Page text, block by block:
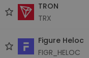
TRON
TRX
Figure Heloc
FIGR_HELOC